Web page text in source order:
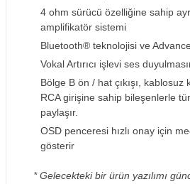
4 ohm sürücü özelliğine sahip
amplifikatör sistemi
Bluetooth® teknolojisi ve
Vokal Artırıcı işlevi ses
Bölge B ön / hat çıkışı, kablosuz
RCA girişine sahip bileşenlerle
paylaşır.
OSD penceresi hızlı onay için
gösterir
* Gelecekteki bir ürün yazılımı